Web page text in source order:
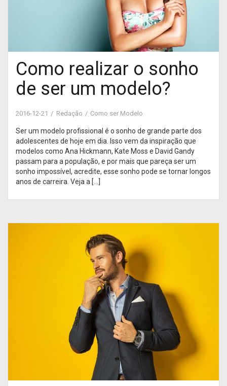
Como realizar o sonho
de ser um modelo?
2016-12-21 Redação Como ser Modelo
Ser um modelo profissional é o sonho de grande parte dos
adolescentes de hoje em dia. Isso vem da inspiração que
modelos como Ana Hickmann, Kate Moss e David Gandy
passam para a população, e por mais que pareça ser um
sonho impossível, acredite, esse sonho pode se tornar longos
anos de carreira. Veja a […]